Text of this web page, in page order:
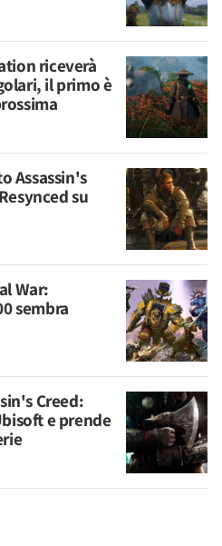
riceverà
il primo è
Assassin's
su
War:
sembra
Creed:
e prende